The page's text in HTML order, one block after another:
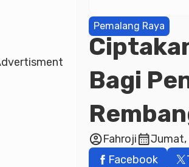
Pemalang Raya
Bagi
account_circleFahrojicalendar_monthJumat,
Facebook